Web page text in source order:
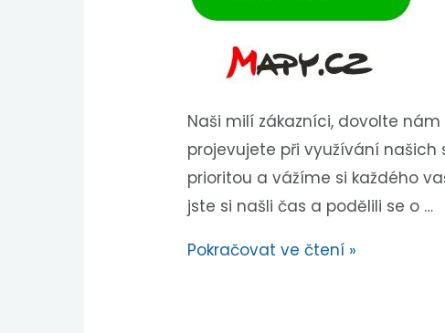
Naši milí zákazníci, dovolte
projevujete při využívání našich
prioritou a vážíme si každého
jste si našli čas a podělili se o …
Pokračovat ve čtení »